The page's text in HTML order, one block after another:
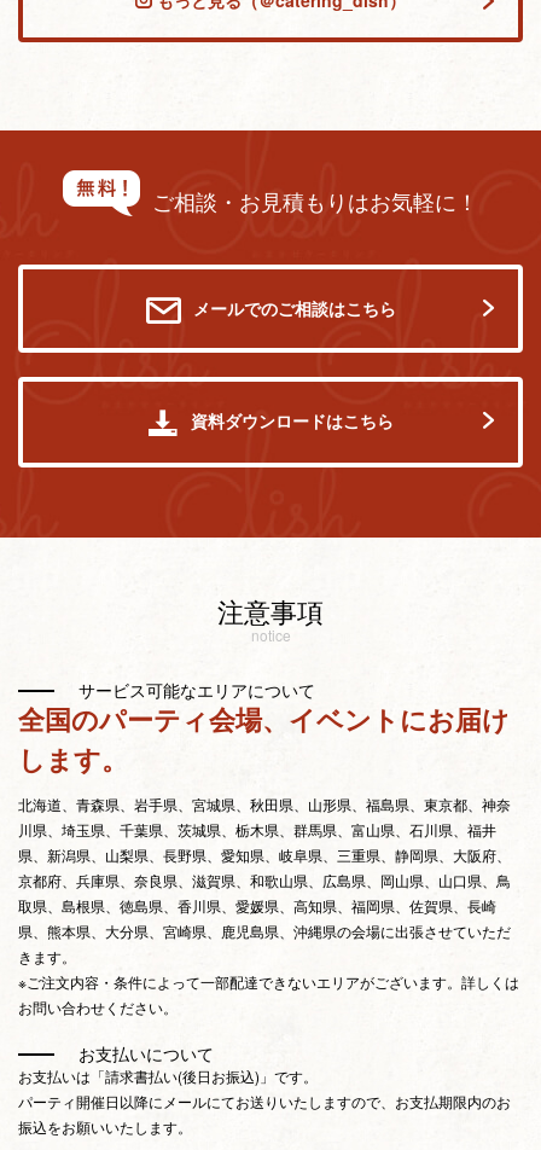
ご相談・お見積もりはお気軽に！
メールでのご相談はこちら
資料ダウンロードはこちら
注意事項
notice
サービス可能なエリアについて
全国のパーティ会場、イベントにお届け
します。
北海道、青森県、岩手県、宮城県、秋田県、山形県、福島県、東京都、神奈
川県、埼玉県、千葉県、茨城県、栃木県、群馬県、富山県、石川県、福井
県、新潟県、山梨県、長野県、愛知県、岐阜県、三重県、静岡県、大阪府、
京都府、兵庫県、奈良県、滋賀県、和歌山県、広島県、岡山県、山口県、鳥
取県、島根県、徳島県、香川県、愛媛県、高知県、福岡県、佐賀県、長崎
県、熊本県、大分県、宮崎県、鹿児島県、沖縄県の会場に出張させていただ
きます。
※ご注文内容・条件によって一部配達できないエリアがございます。詳しくは
お問い合わせください。
お支払いについて
お支払いは「請求書払い(後日お振込)」です。
パーティ開催日以降にメールにてお送りいたしますので、お支払期限内のお
振込をお願いいたします。